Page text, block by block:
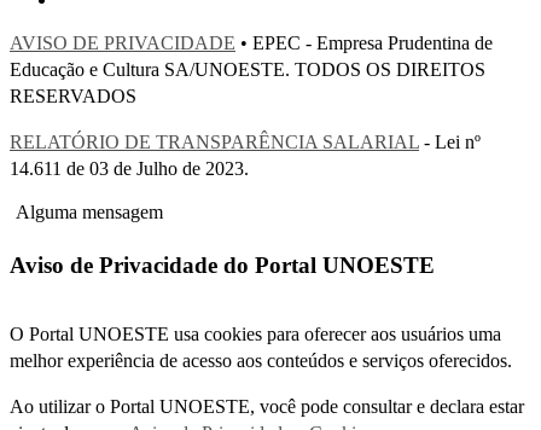
AVISO DE PRIVACIDADE • EPEC - Empresa Prudentina de
Educação e Cultura SA/UNOESTE. TODOS OS DIREITOS
RESERVADOS
RELATÓRIO DE TRANSPARÊNCIA SALARIAL - Lei nº
14.611 de 03 de Julho de 2023.
Alguma mensagem
Aviso de Privacidade do Portal UNOESTE
O Portal UNOESTE usa cookies para oferecer aos usuários uma
melhor experiência de acesso aos conteúdos e serviços oferecidos.
Ao utilizar o Portal UNOESTE, você pode consultar e declara estar